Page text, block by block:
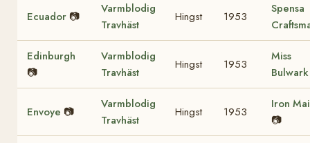
Ecuador 📷
Varmblodig
Travhäst
Hingst 1953
Spensa
Edinburgh
📷
Varmblodig
Travhäst
Hingst 1953
Miss
Bulwark
Envoye 📷
Varmblodig
Travhäst
Hingst 1953
Iron
📷